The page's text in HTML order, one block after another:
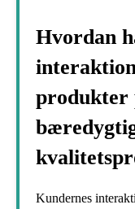
Hvordan
produkter
Kundernes